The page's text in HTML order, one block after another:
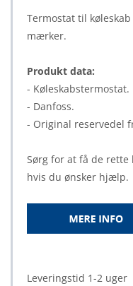
Termostat til
mærker.
Produkt data:
- Køleskabstermostat.
- Danfoss.
- Original reservedel
Sørg for at få de rette
hvis du ønsker hjælp.
Leveringstid 1-2 uger